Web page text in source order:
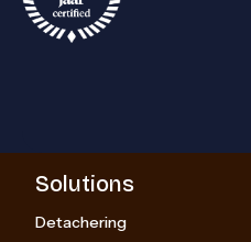
Solutions
Detachering